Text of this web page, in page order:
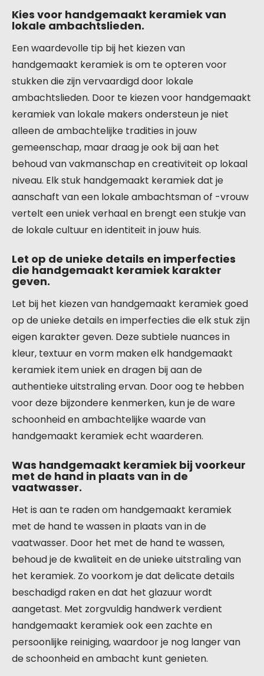
Kies voor handgemaakt keramiek van
lokale ambachtslieden.
Een waardevolle tip bij het kiezen van
handgemaakt keramiek is om te opteren voor
stukken die zijn vervaardigd door lokale
ambachtslieden. Door te kiezen voor handgemaakt
keramiek van lokale makers ondersteun je niet
alleen de ambachtelijke tradities in jouw
gemeenschap, maar draag je ook bij aan het
behoud van vakmanschap en creativiteit op lokaal
niveau. Elk stuk handgemaakt keramiek dat je
aanschaft van een lokale ambachtsman of -vrouw
vertelt een uniek verhaal en brengt een stukje van
de lokale cultuur en identiteit in jouw huis.
Let op de unieke details en imperfecties
die handgemaakt keramiek karakter
geven.
Let bij het kiezen van handgemaakt keramiek goed
op de unieke details en imperfecties die elk stuk zijn
eigen karakter geven. Deze subtiele nuances in
kleur, textuur en vorm maken elk handgemaakt
keramiek item uniek en dragen bij aan de
authentieke uitstraling ervan. Door oog te hebben
voor deze bijzondere kenmerken, kun je de ware
schoonheid en ambachtelijke waarde van
handgemaakt keramiek echt waarderen.
Was handgemaakt keramiek bij voorkeur
met de hand in plaats van in de
vaatwasser.
Het is aan te raden om handgemaakt keramiek
met de hand te wassen in plaats van in de
vaatwasser. Door het met de hand te wassen,
behoud je de kwaliteit en de unieke uitstraling van
het keramiek. Zo voorkom je dat delicate details
beschadigd raken en dat het glazuur wordt
aangetast. Met zorgvuldig handwerk verdient
handgemaakt keramiek ook een zachte en
persoonlijke reiniging, waardoor je nog langer van
de schoonheid en ambacht kunt genieten.